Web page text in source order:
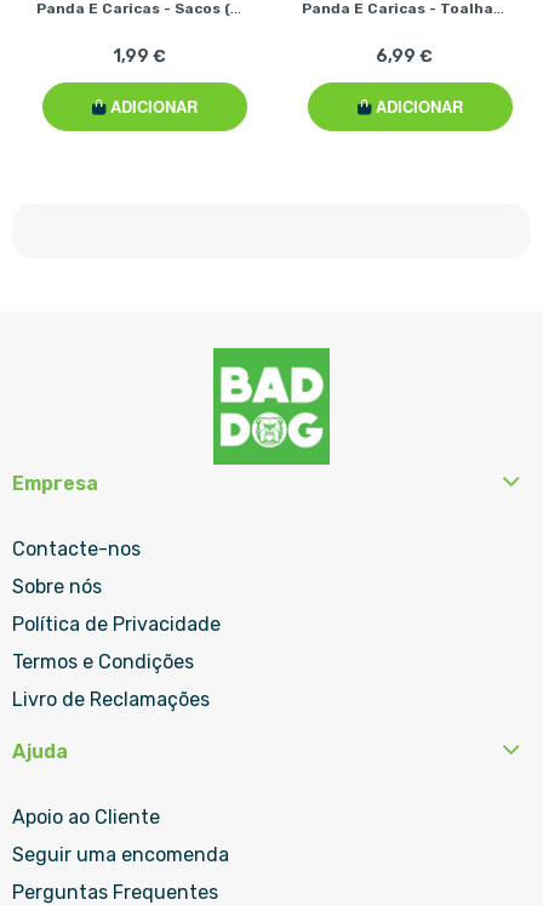
1,99 €
ADICIONAR
6,99 €
ADICIONAR
Empresa
Contacte-nos
Sobre nós
Política de Privacidade
Termos e Condições
Livro de Reclamações
Ajuda
Apoio ao Cliente
Seguir uma encomenda
Perguntas Frequentes